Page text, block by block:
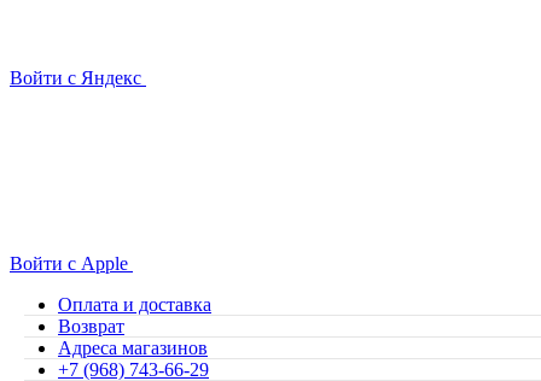
Войти с Яндекс
Войти с Apple
Оплата и доставка
Возврат
Адреса магазинов
+7 (968) 743-66-29